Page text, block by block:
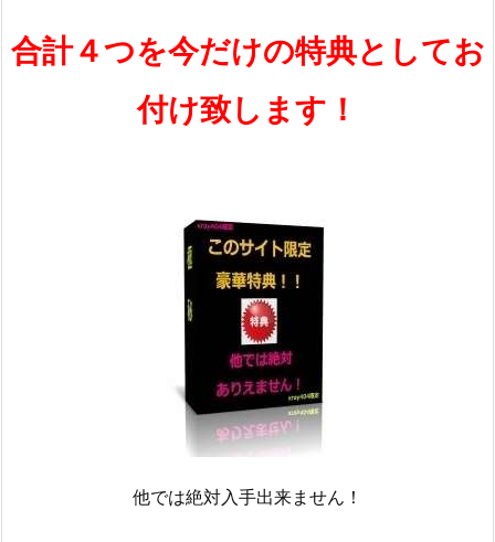
合計４つを今だけの特典としてお
付け致します！
他では絶対入手出来ません！